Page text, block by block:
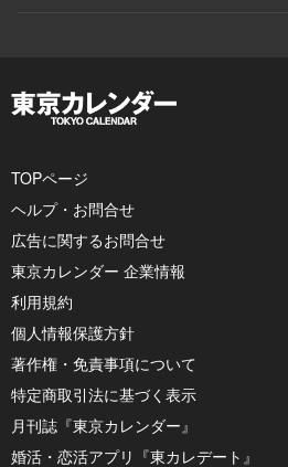
TOPページ
ヘルプ・お問合せ
広告に関するお問合せ
東京カレンダー 企業情報
利用規約
個人情報保護方針
著作権・免責事項について
特定商取引法に基づく表示
月刊誌『東京カレンダー』
婚活・恋活アプリ『東カレデート』